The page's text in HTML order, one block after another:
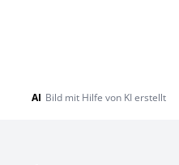
AI Bild mit Hilfe von KI erstellt